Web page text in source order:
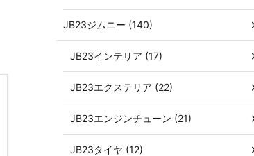
JB23ジムニー (140)
JB23インテリア (17)
JB23エクステリア (22)
JB23エンジンチューン (21)
JB23タイヤ (12)